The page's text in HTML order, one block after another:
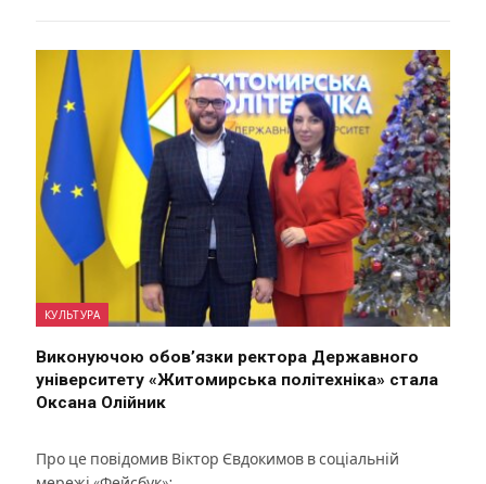
КУЛЬТУРА
Виконуючою обов’язки ректора Державного
університету «Житомирська політехніка» стала
Оксана Олійник
Про це повідомив Віктор Євдокимов в соціальній